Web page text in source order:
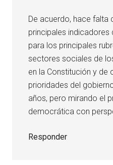
De acuerdo, hace falta
principales
para los principales
sectores sociales de
en la Constitución y de
prioridades del
años, pero mirando el
democrática con
Responder